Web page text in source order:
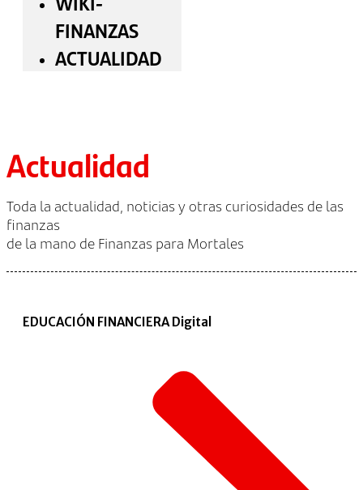
FINANZAS
ACTUALIDAD
Actualidad
Toda la actualidad, noticias y otras curiosidades de las
finanzas
de la mano de Finanzas para Mortales
EDUCACIÓN FINANCIERA Digital